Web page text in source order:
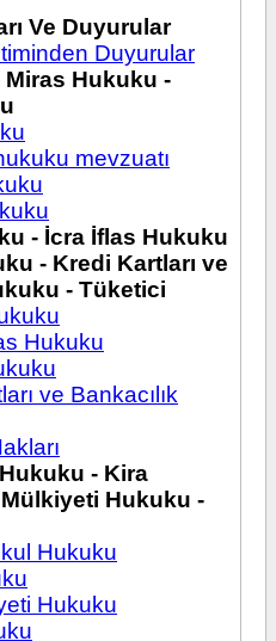
Ve Duyurular
Duyurular
Hukuku -
mevzuatı
- İcra İflas Hukuku
- Kredi Kartları ve
- Tüketici
Hukuku
ve Bankacılık
- Kira
Hukuku -
Hukuku
Hukuku